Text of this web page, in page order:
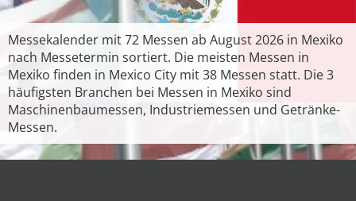
Messekalender mit 72 Messen ab August 2026 in Mexiko
nach Messetermin sortiert. Die meisten Messen in
Mexiko finden in Mexico City mit 38 Messen statt. Die 3
häufigsten Branchen bei Messen in Mexiko sind
Maschinenbaumessen, Industriemessen und Getränke-
Messen.